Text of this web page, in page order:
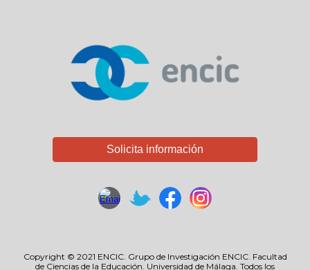
Solicita información
Copyright © 2021 ENCIC. Grupo de Investigación ENCIC. Facultad
de Ciencias de la Educación. Universidad de Málaga. Todos los